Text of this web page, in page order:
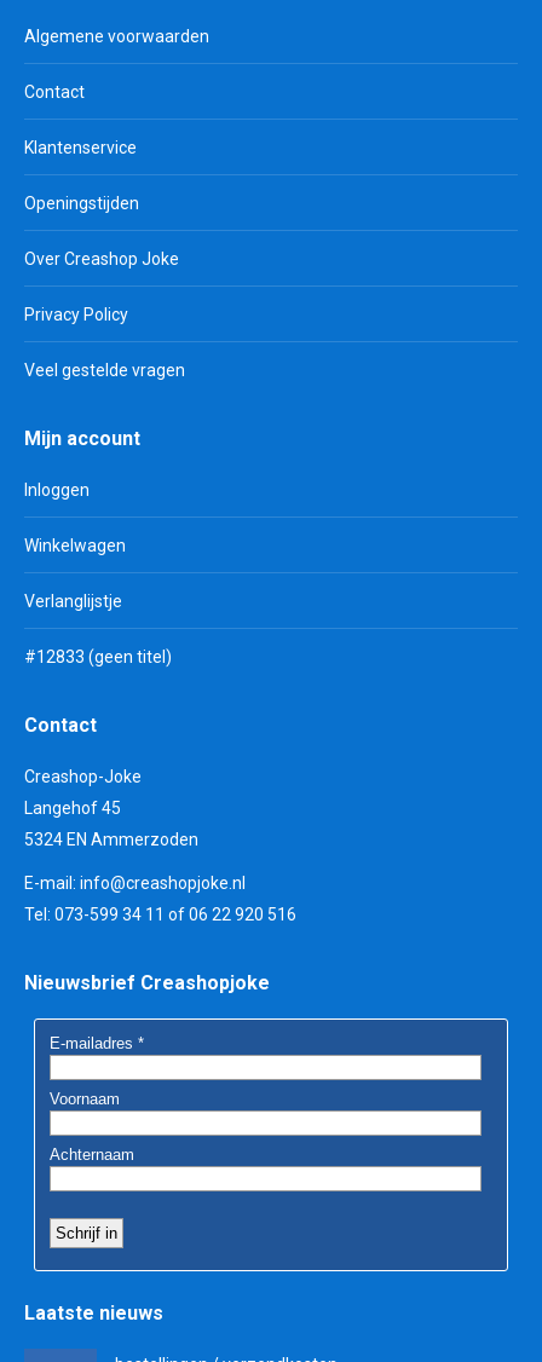
Algemene voorwaarden
Contact
Klantenservice
Openingstijden
Over Creashop Joke
Privacy Policy
Veel gestelde vragen
Mijn account
Inloggen
Winkelwagen
Verlanglijstje
#12833 (geen titel)
Contact
Creashop-Joke
Langehof 45
5324 EN Ammerzoden
E-mail: info@creashopjoke.nl
Tel: 073-599 34 11 of 06 22 920 516
Nieuwsbrief Creashopjoke
Laatste nieuws